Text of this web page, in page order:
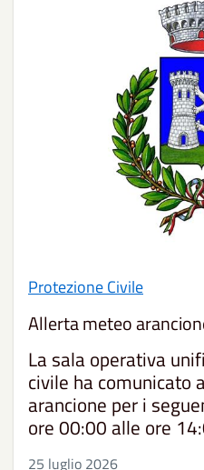
Protezione Civile
Allerta meteo
La sala operativa
civile ha comunicato
arancione per i
ore 00:00 alle ore
25 luglio 2026